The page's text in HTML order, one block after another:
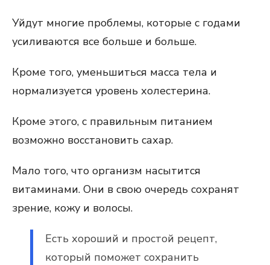
Уйдут многие проблемы, которые с годами
усиливаются все больше и больше.
Кроме того, уменьшиться масса тела и
нормализуется уровень холестерина.
Кроме этого, с правильным питанием
возможно восстановить сахар.
Мало того, что организм насытится
витаминами. Они в свою очередь сохранят
зрение, кожу и волосы.
Есть хороший и простой рецепт,
который поможет сохранить